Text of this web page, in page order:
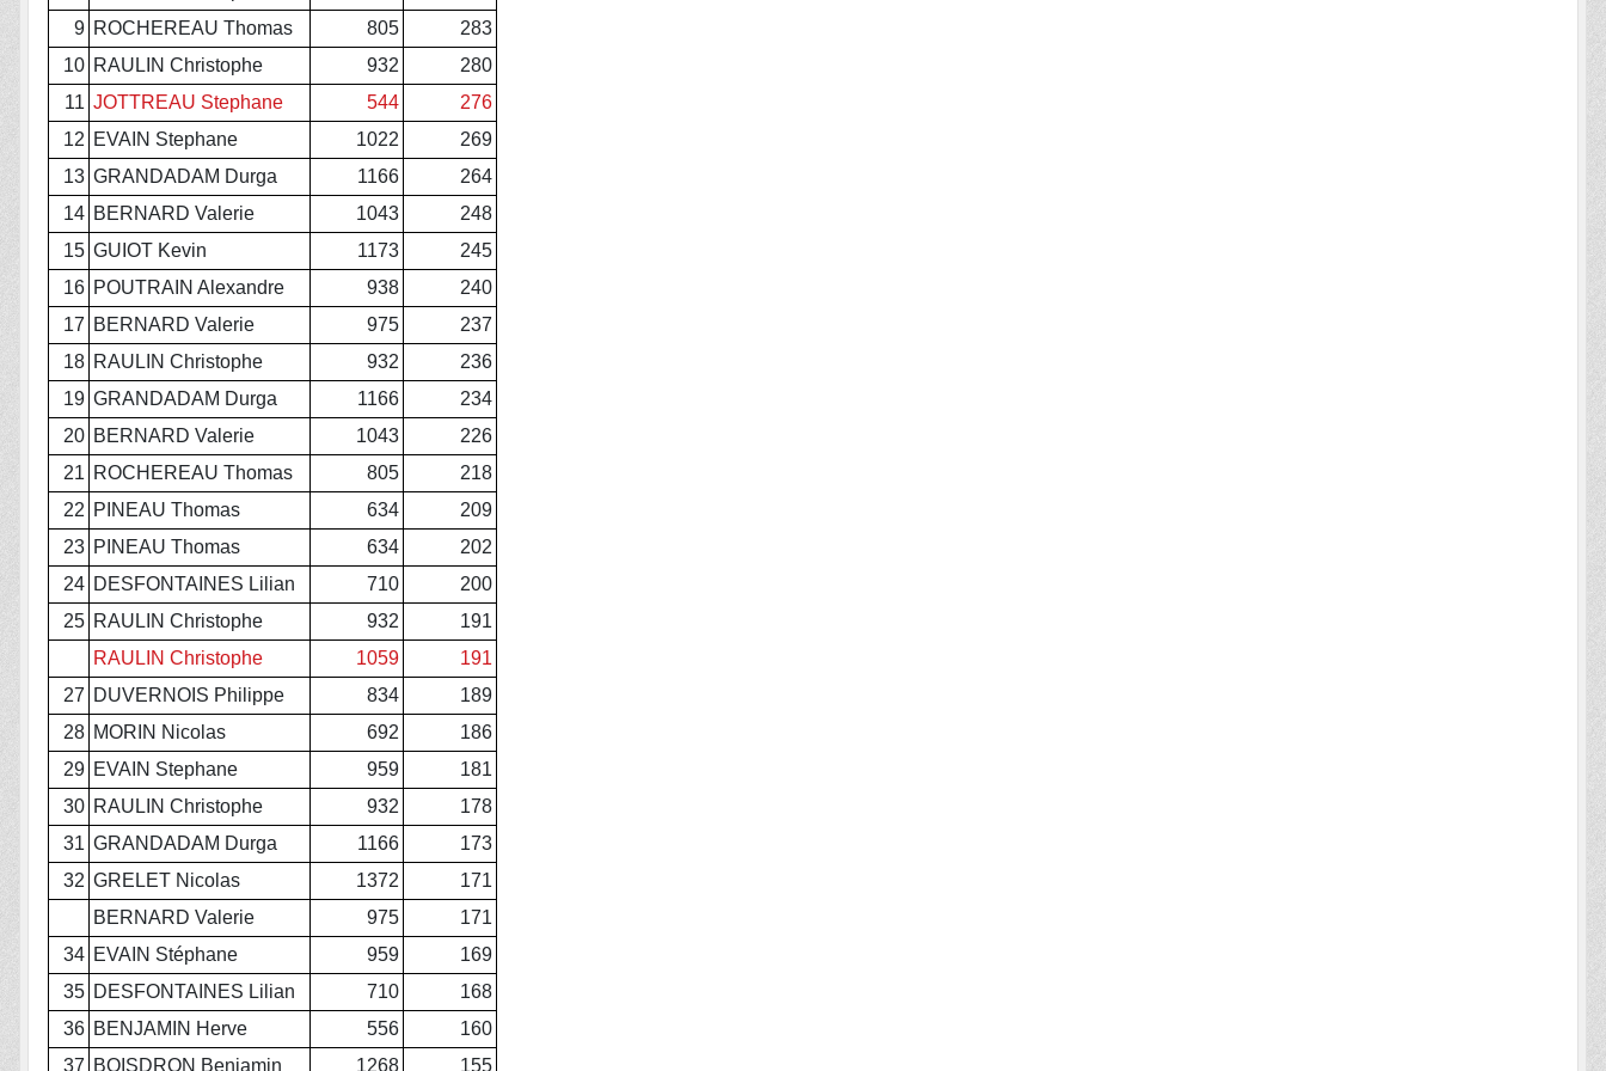
9 ROCHEREAU Thomas 805
283
10 RAULIN Christophe 932
280
11 JOTTREAU Stephane 544
276
12 EVAIN Stephane 1022
269
13 GRANDADAM Durga 1166
264
14 BERNARD Valerie 1043
248
15 GUIOT Kevin 1173
245
16 POUTRAIN Alexandre 938
240
17 BERNARD Valerie 975
237
18 RAULIN Christophe 932
236
19 GRANDADAM Durga 1166
234
20 BERNARD Valerie 1043
226
21 ROCHEREAU Thomas 805
218
22 PINEAU Thomas 634
209
23 PINEAU Thomas 634
202
24 DESFONTAINES Lilian 710
200
25 RAULIN Christophe 932
191
RAULIN Christophe
1059
191
27 DUVERNOIS Philippe 834
189
28 MORIN Nicolas 692
186
29 EVAIN Stephane 959
181
30 RAULIN Christophe 932
178
31 GRANDADAM Durga 1166
173
32 GRELET Nicolas 1372
171
BERNARD Valerie
975
171
34 EVAIN Stéphane 959
169
35 DESFONTAINES Lilian 710
168
36 BENJAMIN Herve 556
160
37 BOISDRON Benjamin 1268 155